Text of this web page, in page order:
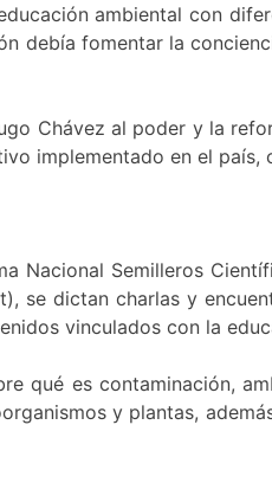
ambiental con
debía fomentar la
Chávez al poder y la
implementado en el país,
Nacional Semilleros
se dictan charlas y
vinculados con la
qué es contaminación,
y plantas,